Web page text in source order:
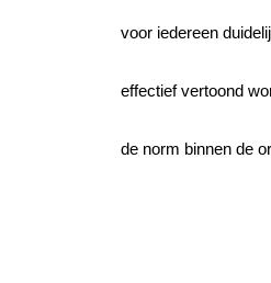
voor iedereen
effectief vertoond
de norm binnen de